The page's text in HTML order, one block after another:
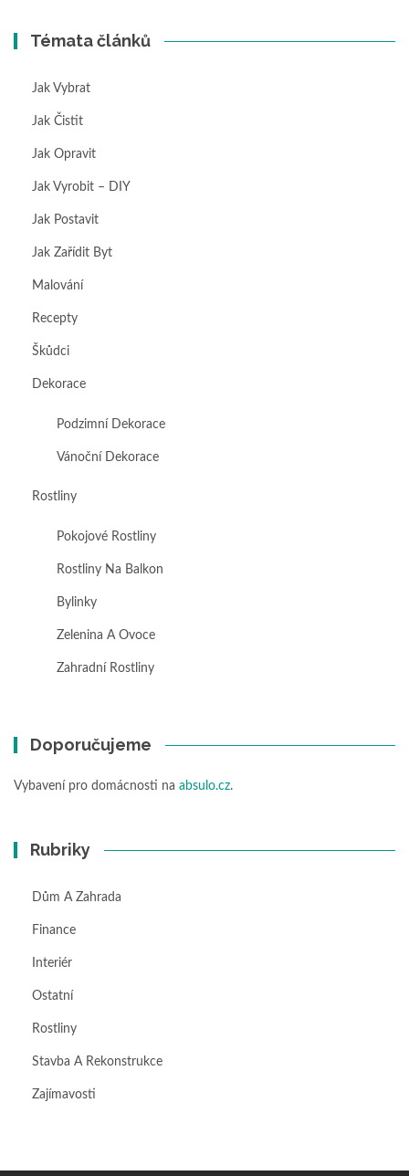
Témata článků
Jak Vybrat
Jak Čistit
Jak Opravit
Jak Vyrobit – DIY
Jak Postavit
Jak Zařídit Byt
Malování
Recepty
Škůdci
Dekorace
Podzimní Dekorace
Vánoční Dekorace
Rostliny
Pokojové Rostliny
Rostliny Na Balkon
Bylinky
Zelenina A Ovoce
Zahradní Rostliny
Doporučujeme
Vybavení pro domácnosti na absulo.cz.
Rubriky
Dům A Zahrada
Finance
Interiér
Ostatní
Rostliny
Stavba A Rekonstrukce
Zajímavosti